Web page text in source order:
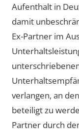
Aufenthalt in
damit
Ex-Partner im
verlangen, an
beteiligt zu
Partner durch